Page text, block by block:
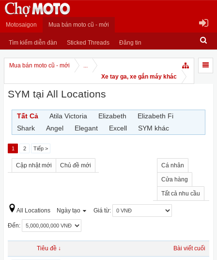
Motosaigon Mua bán moto cũ - mới
Tìm kiếm diễn đàn Sticked Threads Đăng tin
Mua bán moto cũ - mới
...
Xe tay ga, xe gắn máy khác
SYM tại All Locations
Tất Cả Atila Victoria Elizabeth
Elizabeth Fi
Shark
Angel Elegant Excell SYM khác
1 2 Tiếp >
Cập nhật mới Chủ đề mới Cá nhân
Cửa hàng
Tất cả nhu cầu
All Locations Ngày tạo Giá từ:
Đến:
Tiêu đề ↓ Bài viết cuối